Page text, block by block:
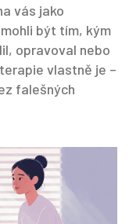
vás jako
být tím, kým
opravoval nebo
vlastně je –
falešných